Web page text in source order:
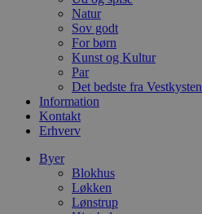
Natur
Sov godt
For børn
Kunst og Kultur
Par
Det bedste fra Vestkysten
Information
Kontakt
Erhverv
Byer
Blokhus
Løkken
Lønstrup